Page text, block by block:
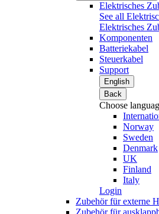
Elektrisches
See all
Elektrisches
Komponenten
Batteriekabel
Steuerkabel
Support
English
Back
Choose
Norway
Sweden
Denmark
UK
Finland
Italy
Login
Zubehör für externe
Zubehör für